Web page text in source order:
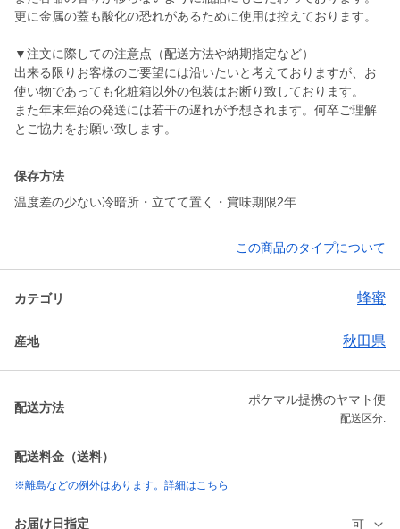
更に金属の蓋も酸化の恐れがあるために使用は控えております。
▼注文に際しての注意点（配送方法や納期指定など）
出来る限りお客様のご要望には沿いたいと考えておりますが、お
使い物であっても化粧箱以外の包装はお断り致しております。
また年末年始の発送には若干の遅れが予想されます。何卒ご理解
とご協力をお願い致します。
保存方法
温度差の少ない冷暗所・立てて置く・賞味期限2年
この商品のタイプについて
カテゴリ 蜂蜜
産地 秋田県
配送方法
ポケマル提携のヤマト便
配送区分:
配送料金（送料）
※離島などの例外はあります。詳細はこちら
お届け日指定 可